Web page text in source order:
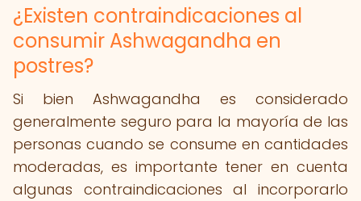
¿Existen contraindicaciones al
consumir Ashwagandha en
postres?
Si bien Ashwagandha es considerado
generalmente seguro para la mayoría de las
personas cuando se consume en cantidades
moderadas, es importante tener en cuenta
algunas contraindicaciones al incorporarlo